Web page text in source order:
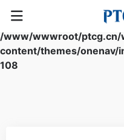
Warning
: Array to string
/www/wwwroot/ptcg.cn/
content/themes/onenav/
108